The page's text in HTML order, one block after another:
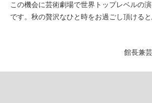
この機会に芸術劇場で世界トップレベルの
です。秋の贅沢なひと時をお過ごし頂けると
館長兼